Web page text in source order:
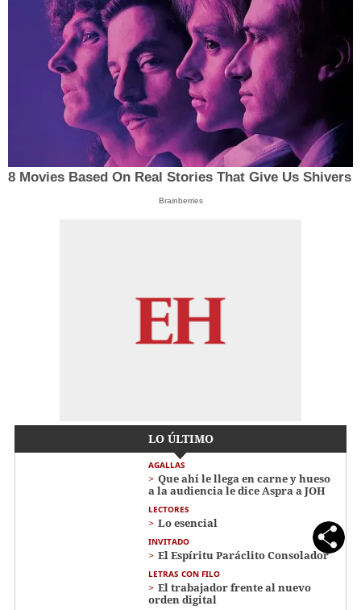
8 Movies Based On Real Stories That Give Us Shivers
Brainberries
LO ÚLTIMO
AGALLAS
Que ahí le llega en carne y hueso
a la audiencia le dice Aspra a JOH
LECTORES
Lo esencial
INVITADO
El Espíritu Paráclito Consolador
LETRAS CON FILO
El trabajador frente al nuevo
orden digital